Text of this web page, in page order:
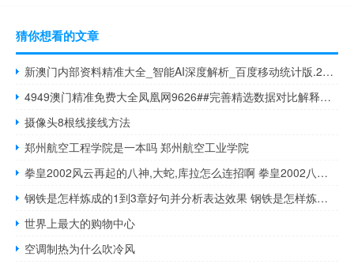
猜你想看的文章
新澳门内部资料精准大全_智能AI深度解析_百度移动统计版.223.319
4949澳门精准免费大全凤凰网9626##完善精选数据对比解释落实-3247.CC.197
摄像头8根线接线方法
郑州航空工程学院是一本吗 郑州航空工业学院
拳皇2002风云再起的八神,大蛇,库拉怎么连招啊 拳皇2002八神出招表
钢铁是怎样炼成的1到3章好句并分析表达效果 钢铁是怎样炼成的精彩片段
世界上最大的购物中心
空调制热为什么吹冷风